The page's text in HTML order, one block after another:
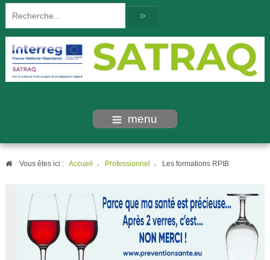
menu
Vous êtes ici : Accueil Professionnel Les formations RPIB